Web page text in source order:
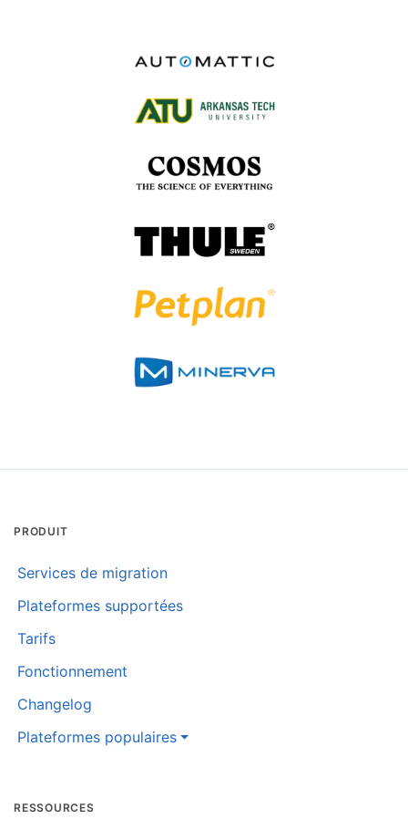
PRODUIT
Services de migration
Plateformes supportées
Tarifs
Fonctionnement
Changelog
Plateformes populaires
RESSOURCES